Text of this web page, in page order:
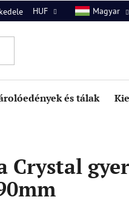
Rólunk Kapcsolat
HUF Magyar
és tálak
Crystal